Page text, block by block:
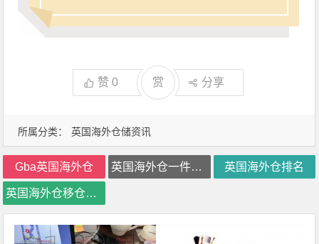
所属分类： 英国海外仓储资讯
赞0 赏 分享
Gba英国海外仓 英国海外仓一件代发 英国海外仓排名
英国海外仓移仓换标